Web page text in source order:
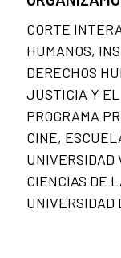
CORTE
HUMANOS,
DERECHOS
JUSTICIA Y EL
PROGRAMA
CINE,
UNIVERSIDAD
CIENCIAS DE
UNIVERSIDAD